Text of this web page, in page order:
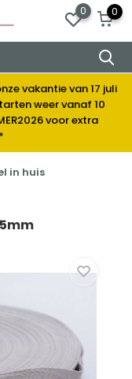
0 0
vakantie van 17 juli
weer vanaf 10
voor extra
in huis